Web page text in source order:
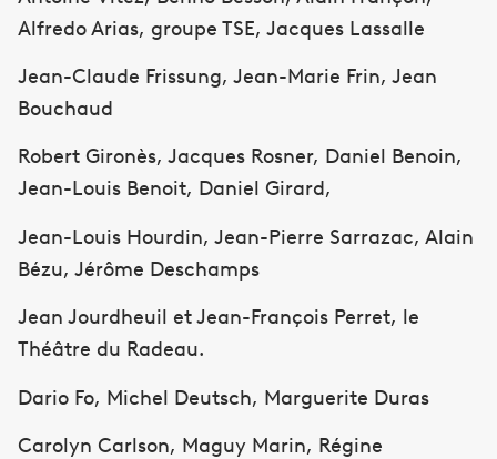
Alfredo Arias, groupe TSE, Jacques Lassalle
Jean-Claude Frissung, Jean-Marie Frin, Jean
Bouchaud
Robert Gironès, Jacques Rosner, Daniel Benoin,
Jean-Louis Benoit, Daniel Girard,
Jean-Louis Hourdin, Jean-Pierre Sarrazac, Alain
Bézu, Jérôme Deschamps
Jean Jourdheuil et Jean-François Perret, le
Théâtre du Radeau.
Dario Fo, Michel Deutsch, Marguerite Duras
Carolyn Carlson, Maguy Marin, Régine